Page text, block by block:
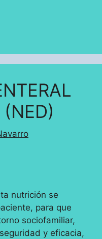
nutrición se
para que
sociofamiliar,
y eficacia,